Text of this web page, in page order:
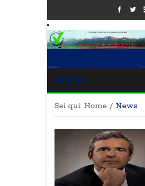
MENU
Sei qui: Home / News